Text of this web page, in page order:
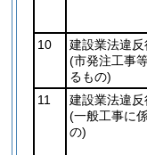
10
建設業法違反
(市発注工事
るもの)
11
建設業法違反
(一般工事に
の)